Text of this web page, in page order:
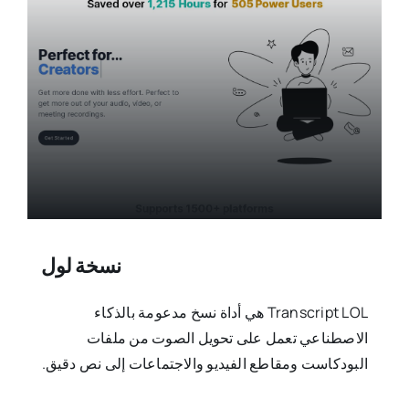
نسخة لول
Transcript LOL هي أداة نسخ مدعومة بالذكاء
الاصطناعي تعمل على تحويل الصوت من ملفات
البودكاست ومقاطع الفيديو والاجتماعات إلى نص دقيق.